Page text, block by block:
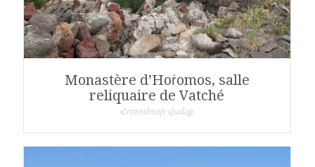
Monastère d’Hoṙomos, salle
reliquaire de Vatché
Հոռոմոսի վանք,